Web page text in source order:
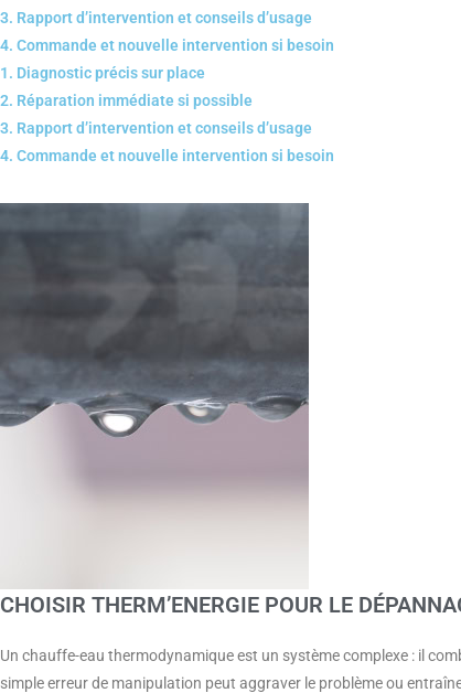
3. Rapport d’intervention et conseils d’usage
4. Commande et nouvelle intervention si besoin
1. Diagnostic précis sur place
2. Réparation immédiate si possible
3. Rapport d’intervention et conseils d’usage
4. Commande et nouvelle intervention si besoin
CHOISIR THERM’ENERGIE POUR LE
Un chauffe-eau thermodynamique est un système complexe : il
simple erreur de manipulation peut aggraver le problème ou